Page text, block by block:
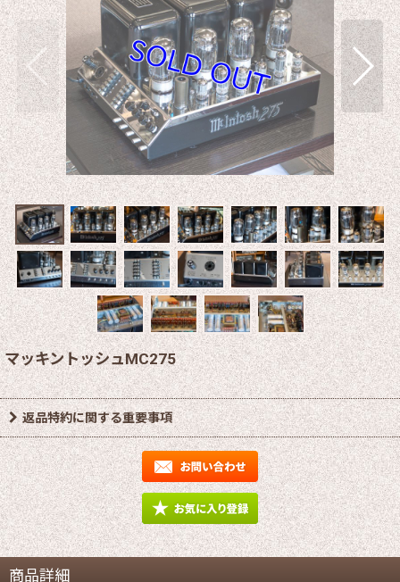
マッキントッシュMC275
返品特約に関する重要事項
商品詳細